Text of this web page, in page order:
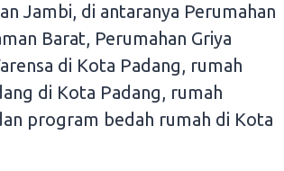
Jambi, di antaranya Perumahan
Barat, Perumahan Griya
di Kota Padang, rumah
di Kota Padang, rumah
program bedah rumah di Kota